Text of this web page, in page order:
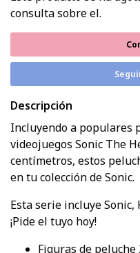
consulta sobre el.
Descripción
Incluyendo a populares
videojuegos Sonic The
centímetros, estos
en tu colección de Sonic.
Esta serie incluye Sonic,
¡Pide el tuyo hoy!
Figuras de peluche